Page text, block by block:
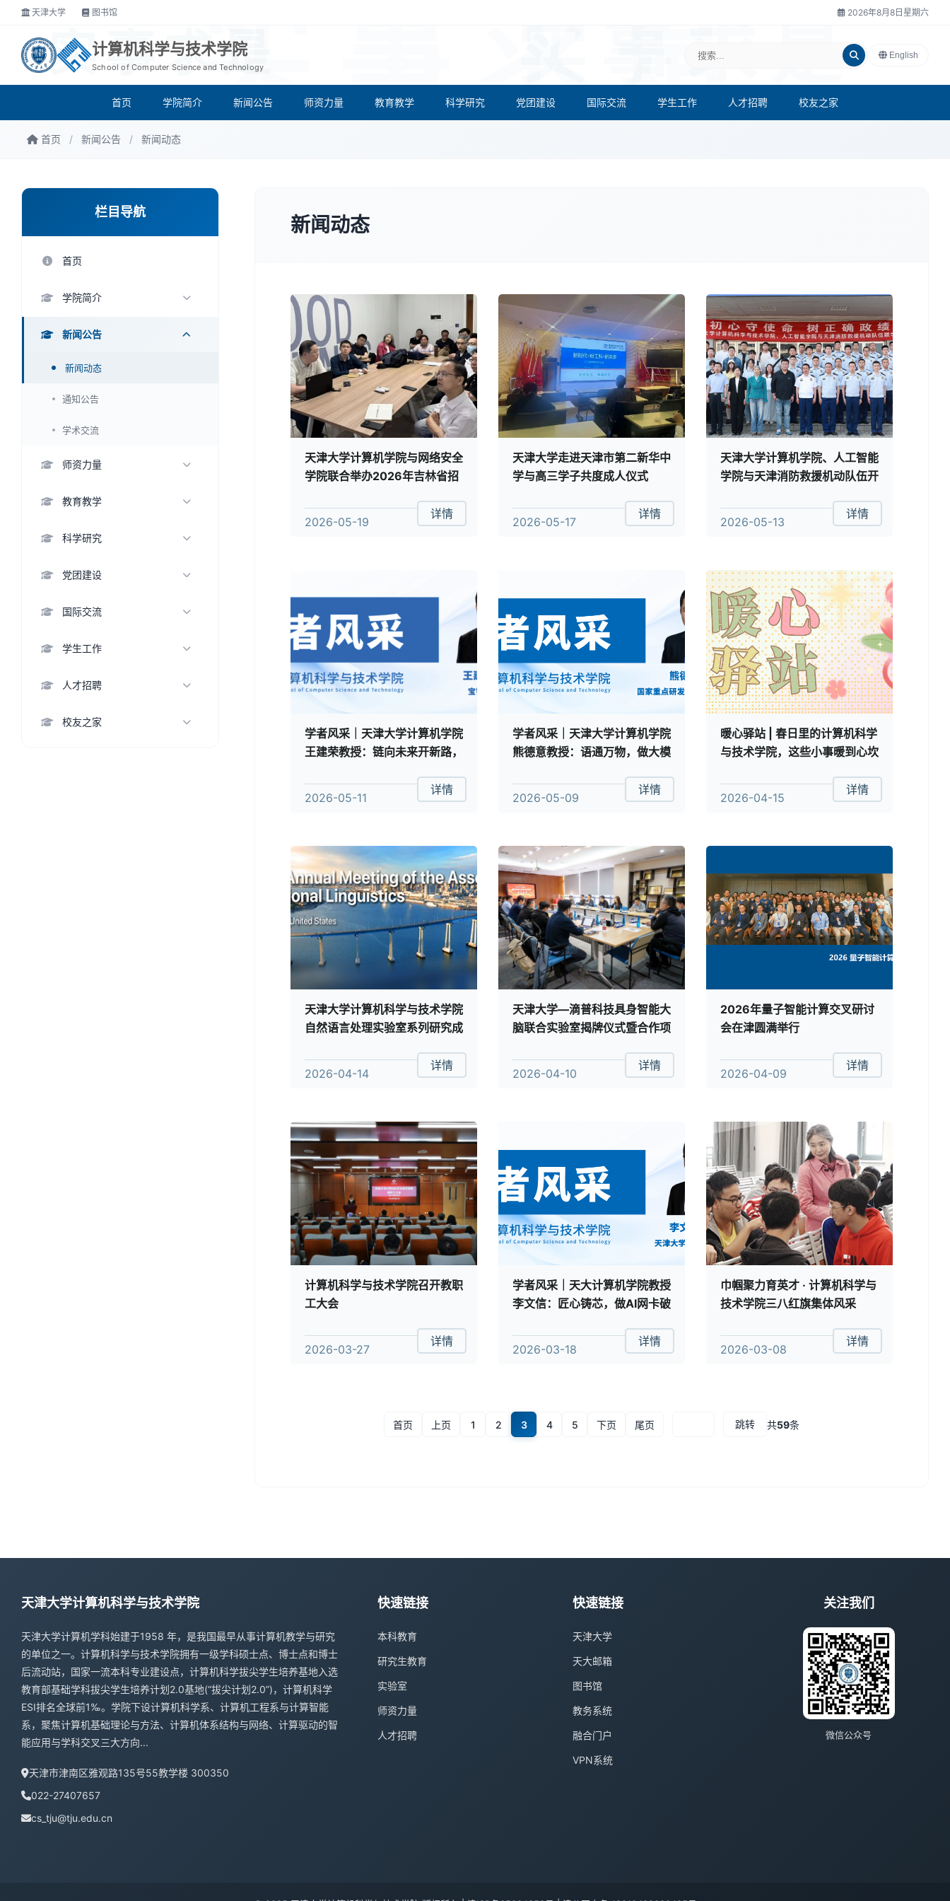
天津大学 图书馆 2026年8月8日星期六
实事求是
计算机科学与技术学院
School of Computer Science and Technology
English
首页 学院简介 新闻公告 师资力量 教育教学 科学研究 党团建设 国际交流 学生工作 人才招聘 校友之家
首页 / 新闻公告 / 新闻动态
栏目导航
首页
学院简介
学院概况
领导班子
组织架构
历史沿革
新闻公告
新闻动态
通知公告
学术交流
师资力量
教师名录
教育教学
本科生教育
教务动态
科学研究
科研方向
党团建设
支部活动
国际交流
联合培养
学生工作
学生活动
人才招聘
教师
校友之家
新闻动态
天津大学计算机学院与网络安全
学院联合举办2026年吉林省招
2026-05-19
详情
天津大学走进天津市第二新华中
学与高三学子共度成人仪式​
2026-05-17
详情
天津大学计算机学院、人工智能
学院与天津消防救援机动队伍开
动
2026-05-13
详情
学者风采｜天津大学计算机学院
王建荣教授：链向未来开新路，
2026-05-11
详情
学者风采｜天津大学计算机学院
熊德意教授：语通万物，做大模
2026-05-09
详情
暖心驿站 | 春日里的计算机科学
与技术学院，这些小事暖到心坎
2026-04-15
详情
天津大学计算机科学与技术学院
自然语言处理实验室系列研究成
2026-04-14
详情
天津大学—滴普科技具身智能大
脑联合实验室揭牌仪式暨合作项
2026-04-10
详情
2026年量子智能计算交叉研讨
会在津圆满举行
2026-04-09
详情
计算机科学与技术学院召开教职
工大会
2026-03-27
详情
学者风采｜天大计算机学院教授
李文信：匠心铸芯，做AI网卡破
2026-03-18
详情
巾帼聚力育英才 · 计算机科学与
技术学院三八红旗集体风采
2026-03-08
详情
首页 上页 1 2 3 4 5 下页 尾页 跳转 共59条
天津大学计算机科学与技术学院
天津大学计算机学科始建于1958 年，是我国最早从事计算机教学与研究
的单位之一。计算机科学与技术学院拥有一级学科硕士点、博士点和博士
后流动站，国家一流本科专业建设点，计算机科学拔尖学生培养基地入选
教育部基础学科拔尖学生培养计划2.0基地(“拔尖计划2.0”)，计算机科学
ESI排名全球前1‰。学院下设计算机科学系、计算机工程系与计算智能
系，聚焦计算机基础理论与方法、计算机体系结构与网络、计算驱动的智
能应用与学科交叉三大方向...
天津市津南区雅观路135号55教学楼 300350
022-27407657
cs_tju@tju.edu.cn
快速链接
本科教育
研究生教育
实验室
师资力量
人才招聘
快速链接
天津大学
天大邮箱
图书馆
教务系统
融合门户
VPN系统
关注我们
微信公众号